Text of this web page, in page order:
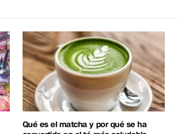
Qué es el matcha y por qué se ha